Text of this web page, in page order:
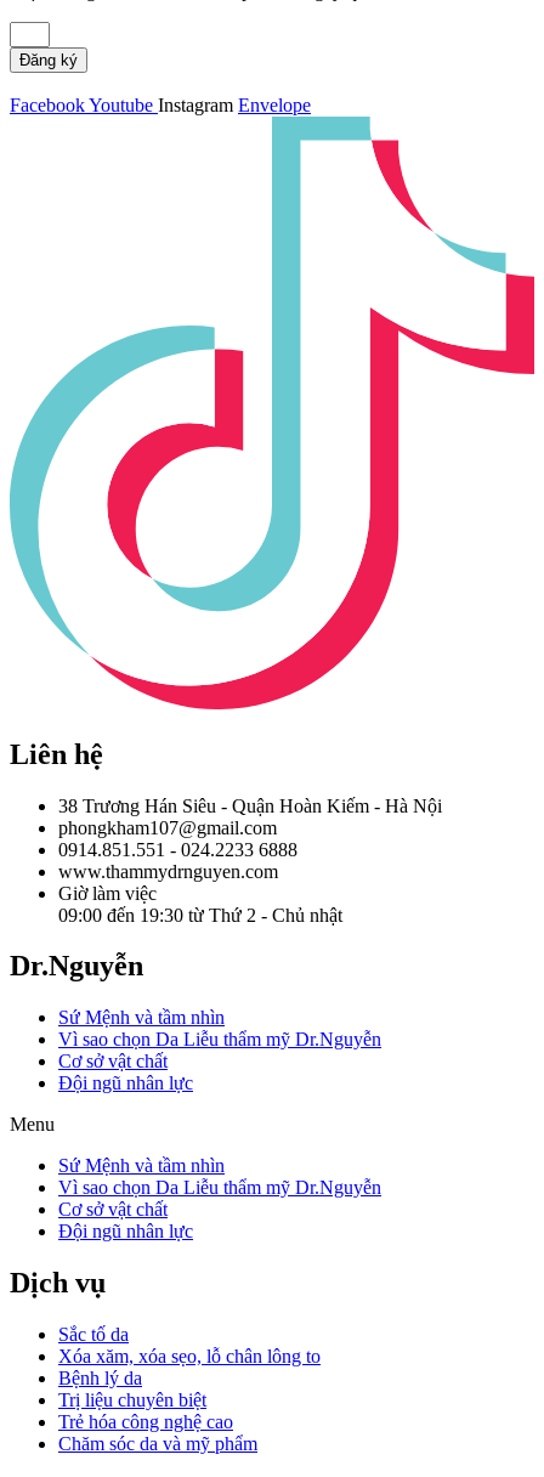
Đăng ký
FacebookYoutube Instagram Envelope
Liên hệ
38 Trương Hán Siêu - Quận Hoàn Kiếm - Hà Nội
phongkham107@gmail.com
0914.851.551 - 024.2233 6888
www.thammydrnguyen.com
Giờ làm việc
09:00 đến 19:30 từ Thứ 2 - Chủ nhật
Dr.Nguyễn
Sứ Mệnh và tầm nhìn
Vì sao chọn Da Liễu thẩm mỹ Dr.Nguyễn
Cơ sở vật chất
Đội ngũ nhân lực
Menu
Sứ Mệnh và tầm nhìn
Vì sao chọn Da Liễu thẩm mỹ Dr.Nguyễn
Cơ sở vật chất
Đội ngũ nhân lực
Dịch vụ
Sắc tố da
Xóa xăm, xóa sẹo, lỗ chân lông to
Bệnh lý da
Trị liệu chuyên biệt
Trẻ hóa công nghệ cao
Chăm sóc da và mỹ phẩm